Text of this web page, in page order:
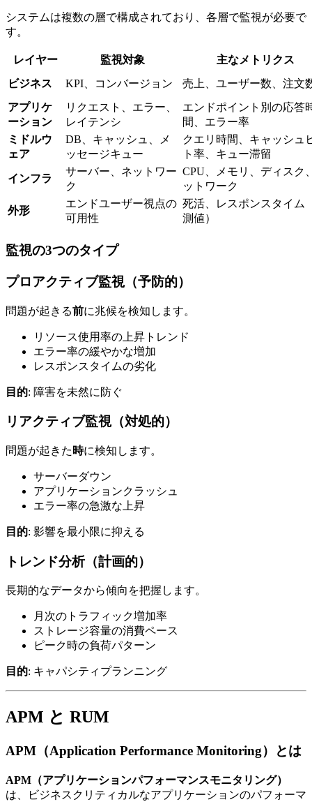
システムは複数の層で構成されており、各層で監視が必要で
す。
レイヤー 監視対象
主なメトリクス
ビジネス
KPI、コンバージョン
売上、ユーザー数、注文
アプリケ
ーション
リクエスト、エラー、
レイテンシ
エンドポイント別の応答
間、エラー率
ミドルウ
ェア
DB、キャッシュ、メ
ッセージキュー
クエリ時間、キャッシュ
ト率、キュー滞留
インフラ
サーバー、ネットワー
ク
CPU、メモリ、ディスク
ットワーク
外形
エンドユーザー視点の
可用性
死活、レスポンスタイム
測値）
監視の3つのタイプ
プロアクティブ監視（予防的）
問題が起きる前に兆候を検知します。
リソース使用率の上昇トレンド
エラー率の緩やかな増加
レスポンスタイムの劣化
目的: 障害を未然に防ぐ
リアクティブ監視（対処的）
問題が起きた 時に検知します。
サーバーダウン
アプリケーションクラッシュ
エラー率の急激な上昇
目的: 影響を最小限に抑える
トレンド分析（計画的）
長期的なデータから傾向を把握します。
月次のトラフィック増加率
ストレージ容量の消費ペース
ピーク時の負荷パターン
目的: キャパシティプランニング
APM と RUM
APM（Application Performance Monitoring）とは
APM（アプリケーションパフォーマンスモニタリング）
は、ビジネスクリティカルなアプリケーションのパフォーマ